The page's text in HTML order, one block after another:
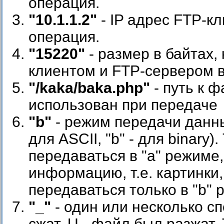
"10.1.1.2" - IP адрес FTP-
операция.
"15220" - размер в
клиентом и FTP-сервером
"/kaka/baka.php" - путь к
использован при передаче
"b" - режим передачи
для ASCII, "b" - для
передаваться в "a"
информацию, т.е.
передаваться только в "b"
"_" - один или несколько